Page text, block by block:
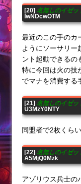
[20] 名無しのイゼッ
IwNDcwOTM
最近のこの手のカ
ようにソーサリー
ント起動できるの
特に今回は火の技
でマナを消費する
[21] 名無しのイゼッ
U3MzY0NTY
同盟者で2枚くら
[22] 名無しのイゼッ
A5MjQ0Mzk
アゾリウス兵士の